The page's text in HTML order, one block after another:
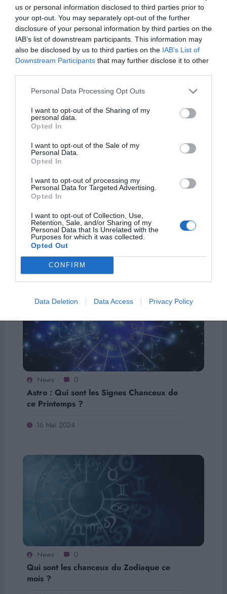
us or personal information disclosed to third parties prior to
your opt-out. You may separately opt-out of the further
disclosure of your personal information by third parties on the
IAB’s list of downstream participants. This information may
also be disclosed by us to third parties on the IAB’s List of
Downstream Participants that may further disclose it to other
Personal Data Processing Opt Outs
I want to opt-out of the Sharing of my
personal data.
Opted In
I want to opt-out of the Sale of my
Personal Data.
Opted In
I want to opt-out of processing my
Personal Data for Targeted Advertising.
Opted In
I want to opt-out of Collection, Use,
Retention, Sale, and/or Sharing of my
Personal Data that Is Unrelated with the
Purposes for which it was collected.
Opted Out
CONFIRM
Data Deletion Data Access Privacy Policy
Next post
La circlusion : Une réinvention audacieuse de
l’intimité sexuelle !
ARTICLES EN LIEN
Attention à ces signes astrologiques pour
vos prêts d’argent
17 Mai 2024
News 0
Astro : Qui sont les Signes Chanceux de
ce Printemps ?
16 Mai 2024
News 0
Qui sont les chanceux du Zodiaque ce
mois ?